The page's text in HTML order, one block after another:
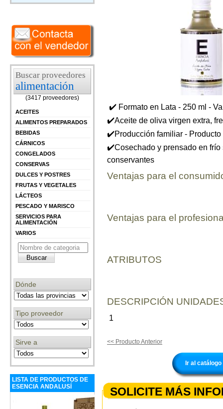
Buscar proveedores
alimentación
(3417 proveedores)
ACEITES
ALIMENTOS PREPARADOS
BEBIDAS
CÁRNICOS
CONGELADOS
CONSERVAS
DULCES Y POSTRES
FRUTAS Y VEGETALES
LÁCTEOS
PESCADO Y MARISCO
SERVICIOS PARA
ALIMENTACIÓN
VARIOS
Dónde
Tipo proveedor
Sirve a
LISTA DE PRODUCTOS DE
ESENCIA ANDALUSÍ
✔️ Formato en Lata - 250 ml -
✔️Aceite de oliva virgen extra,
✔️Producción familiar - Producto
✔️Cosechado y prensado en frío
conservantes
Ventajas para el
Ventajas para el
ATRIBUTOS
DESCRIPCIÓN
1
<< Producto Anterior
Ir al
SOLICITE MÁS